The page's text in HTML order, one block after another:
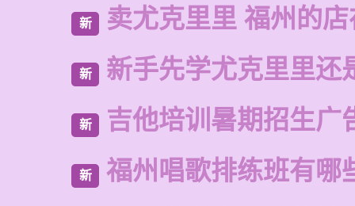
新 卖尤克里里 福州的
新 新手先学尤克里里还
新 吉他培训暑期招生广
新 福州唱歌排练班有哪